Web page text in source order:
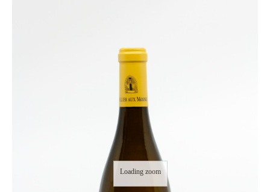
Loading zoom